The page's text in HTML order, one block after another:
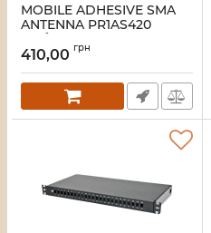
MOBILE ADHESIVE SMA
ANTENNA PR1AS420
Мобільна антена
Teltonika
Артикул:16_119581
410,00 грн